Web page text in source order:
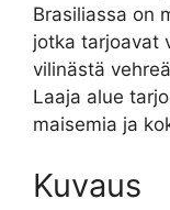
Brasiliassa on
jotka tarjoavat
vilinästä
Laaja alue
maisemia ja
Kuvaus